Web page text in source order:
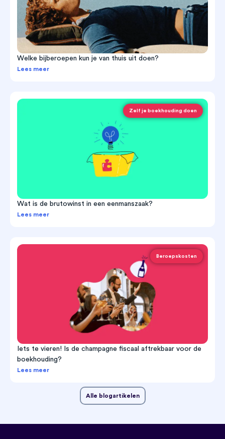
Welke bijberoepen kun je van thuis uit doen?
Lees meer
Zelf je boekhouding doen
Wat is de brutowinst in een eenmanszaak?
Lees meer
Beroepskosten
Iets te vieren! Is de champagne fiscaal aftrekbaar voor de
boekhouding?
Lees meer
Alle blogartikelen